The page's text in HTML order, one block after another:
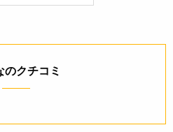
存
のクチコミ